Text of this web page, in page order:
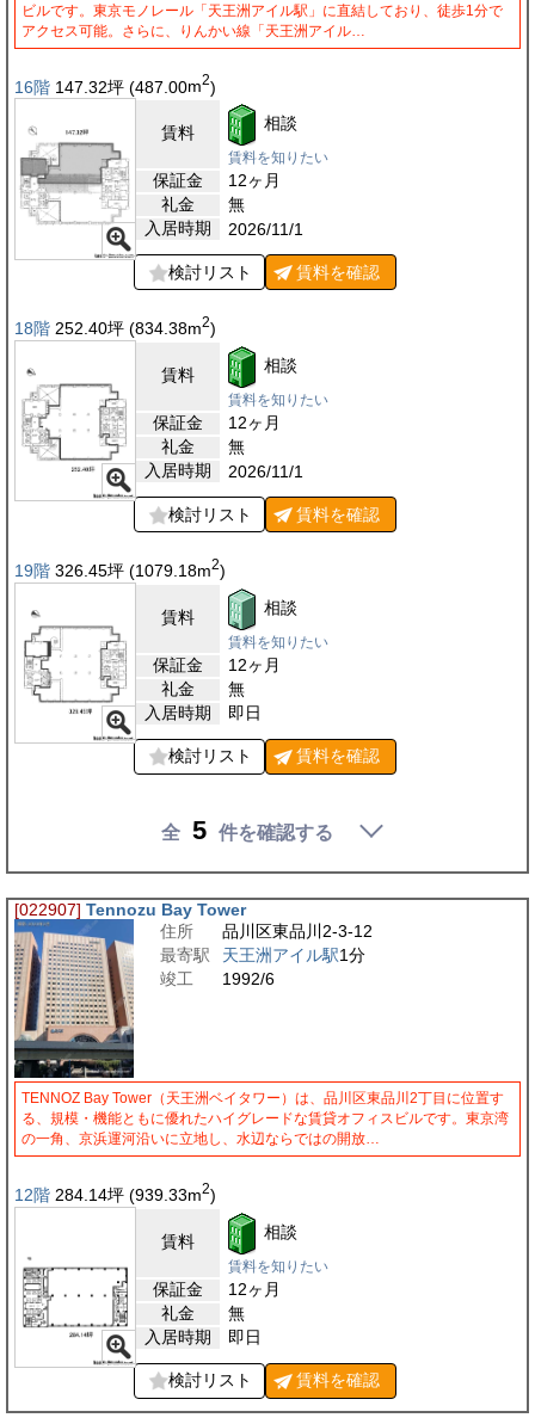
ビルです。東京モノレール「天王洲アイル駅」に直結しており、徒歩1分で
アクセス可能。さらに、りんかい線「天王洲アイル…
16階 147.32坪 (487.00m2)
賃料 相談
賃料を知りたい
保証金
12ヶ月
礼金
無
入居時期
2026/11/1
検討リスト 賃料を確認
18階 252.40坪 (834.38m2)
賃料 相談
賃料を知りたい
保証金
12ヶ月
礼金
無
入居時期
2026/11/1
検討リスト 賃料を確認
19階 326.45坪 (1079.18m2)
賃料 相談
賃料を知りたい
保証金
12ヶ月
礼金
無
入居時期
即日
検討リスト 賃料を確認
全 5 件を確認する
[022907] Tennozu Bay Tower
住所
品川区東品川2-3-12
最寄駅
天王洲アイル駅1分
竣工
1992/6
TENNOZ Bay Tower（天王洲ベイタワー）は、品川区東品川2丁目に位置す
る、規模・機能ともに優れたハイグレードな賃貸オフィスビルです。東京湾
の一角、京浜運河沿いに立地し、水辺ならではの開放…
12階 284.14坪 (939.33m2)
賃料 相談
賃料を知りたい
保証金
12ヶ月
礼金
無
入居時期
即日
検討リスト 賃料を確認